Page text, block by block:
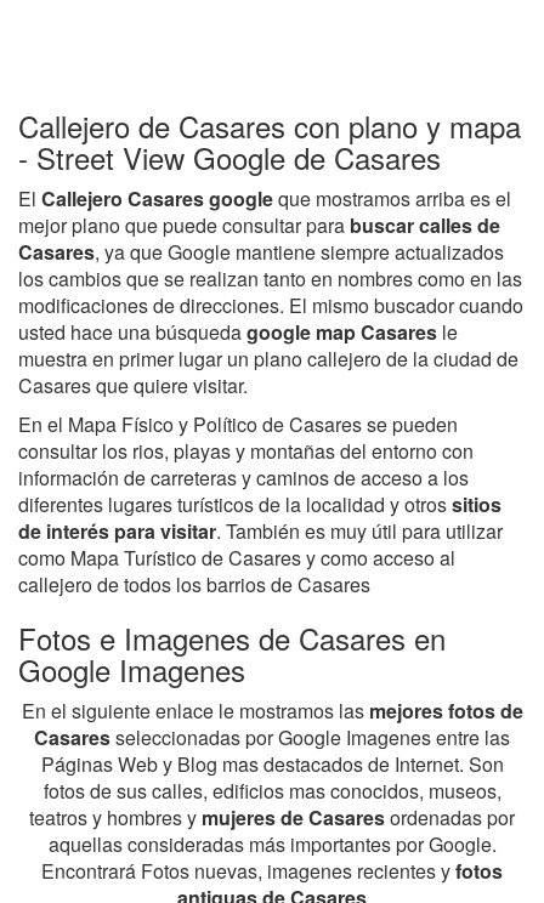
Callejero de Casares con plano y mapa
- Street View Google de Casares
El Callejero Casares googleque mostramos arriba es el
mejor plano que puede consultar para buscar calles de
Casares, ya que Google mantiene siempre actualizados
los cambios que se realizan tanto en nombres como en las
modificaciones de direcciones. El mismo buscador cuando
usted hace una búsquedagoogle map Casares le
muestra en primer lugar un plano callejero de la ciudad de
Casares que quiere visitar.
En el Mapa Físico y Político de Casares se pueden
consultar los rios, playas y montañas del entorno con
información de carreteras y caminos de acceso a los
diferentes lugares turísticos de la localidad y otrossitios
de interés para visitar. También es muy útil para utilizar
como Mapa Turístico de Casares y como acceso al
callejero de todos los barrios de Casares
Fotos e Imagenes de Casares en
Google Imagenes
En el siguiente enlace le mostramos las mejores fotos de
Casaresseleccionadas por Google Imagenes entre las
Páginas Web y Blog mas destacados de Internet. Son
fotos de sus calles, edificios mas conocidos, museos,
teatros y hombres y mujeres de Casaresordenadas por
aquellas consideradas más importantes por Google.
Encontrará Fotos nuevas, imagenes recientes yfotos